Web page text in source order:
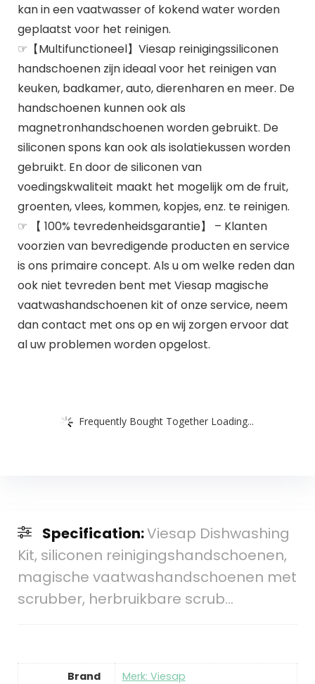
kan in een vaatwasser of kokend water worden
geplaatst voor het reinigen.
☞【Multifunctioneel】Viesap reinigingssiliconen
handschoenen zijn ideaal voor het reinigen van
keuken, badkamer, auto, dierenharen en meer. De
handschoenen kunnen ook als
magnetronhandschoenen worden gebruikt. De
siliconen spons kan ook als isolatiekussen worden
gebruikt. En door de siliconen van
voedingskwaliteit maakt het mogelijk om de fruit,
groenten, vlees, kommen, kopjes, enz. te reinigen.
☞ 【 100% tevredenheidsgarantie】 – Klanten
voorzien van bevredigende producten en service
is ons primaire concept. Als u om welke reden dan
ook niet tevreden bent met Viesap magische
vaatwashandschoenen kit of onze service, neem
dan contact met ons op en wij zorgen ervoor dat
al uw problemen worden opgelost.
Frequently Bought Together Loading...
Specification:Viesap Dishwashing
Kit, siliconen reinigingshandschoenen,
magische vaatwashandschoenen met
scrubber, herbruikbare scrub…
Brand Merk: Viesap